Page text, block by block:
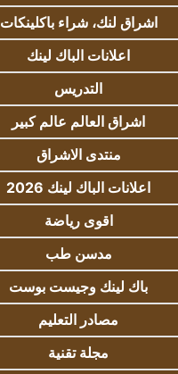
اشراق لنك، شراء باكلينكات
اعلانات الباك لينك
التدريس
اشراق العالم عالم كبير
منتدى الاشراق
اعلانات الباك لينك 2026
اقوى رياضة
مدسن طب
باك لينك وجيست بوست
مصادر التعليم
مجلة تقنية